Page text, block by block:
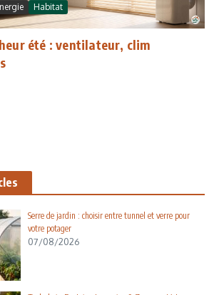
Habitat
été : ventilateur, clim
Serre de jardin : choisir entre tunnel et verre pour
votre potager
07/08/2026